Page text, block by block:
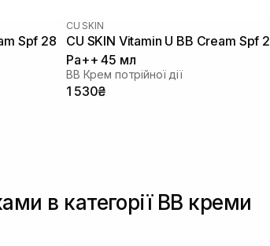
Spf 28
CU SKIN
CU SKIN Vitamin U BB Cream Spf
Pa++ 45 мл
BB Крем потрійної дії
1 530₴
в категорії BB креми